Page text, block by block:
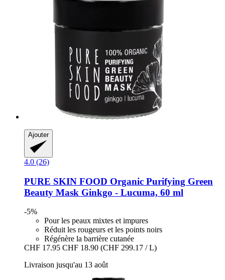
Ajouter
4.0 (26)
PURE SKIN FOOD Organic Purifying Green
Beauty Mask Ginkgo -​ Lucuma, 60 ml
-5%
Pour les peaux mixtes et impures
Réduit les rougeurs et les points noirs
Régénère la barrière cutanée
CHF 17.95 CHF 18.90 (CHF 299.17 / L)
Livraison jusqu'au 13 août